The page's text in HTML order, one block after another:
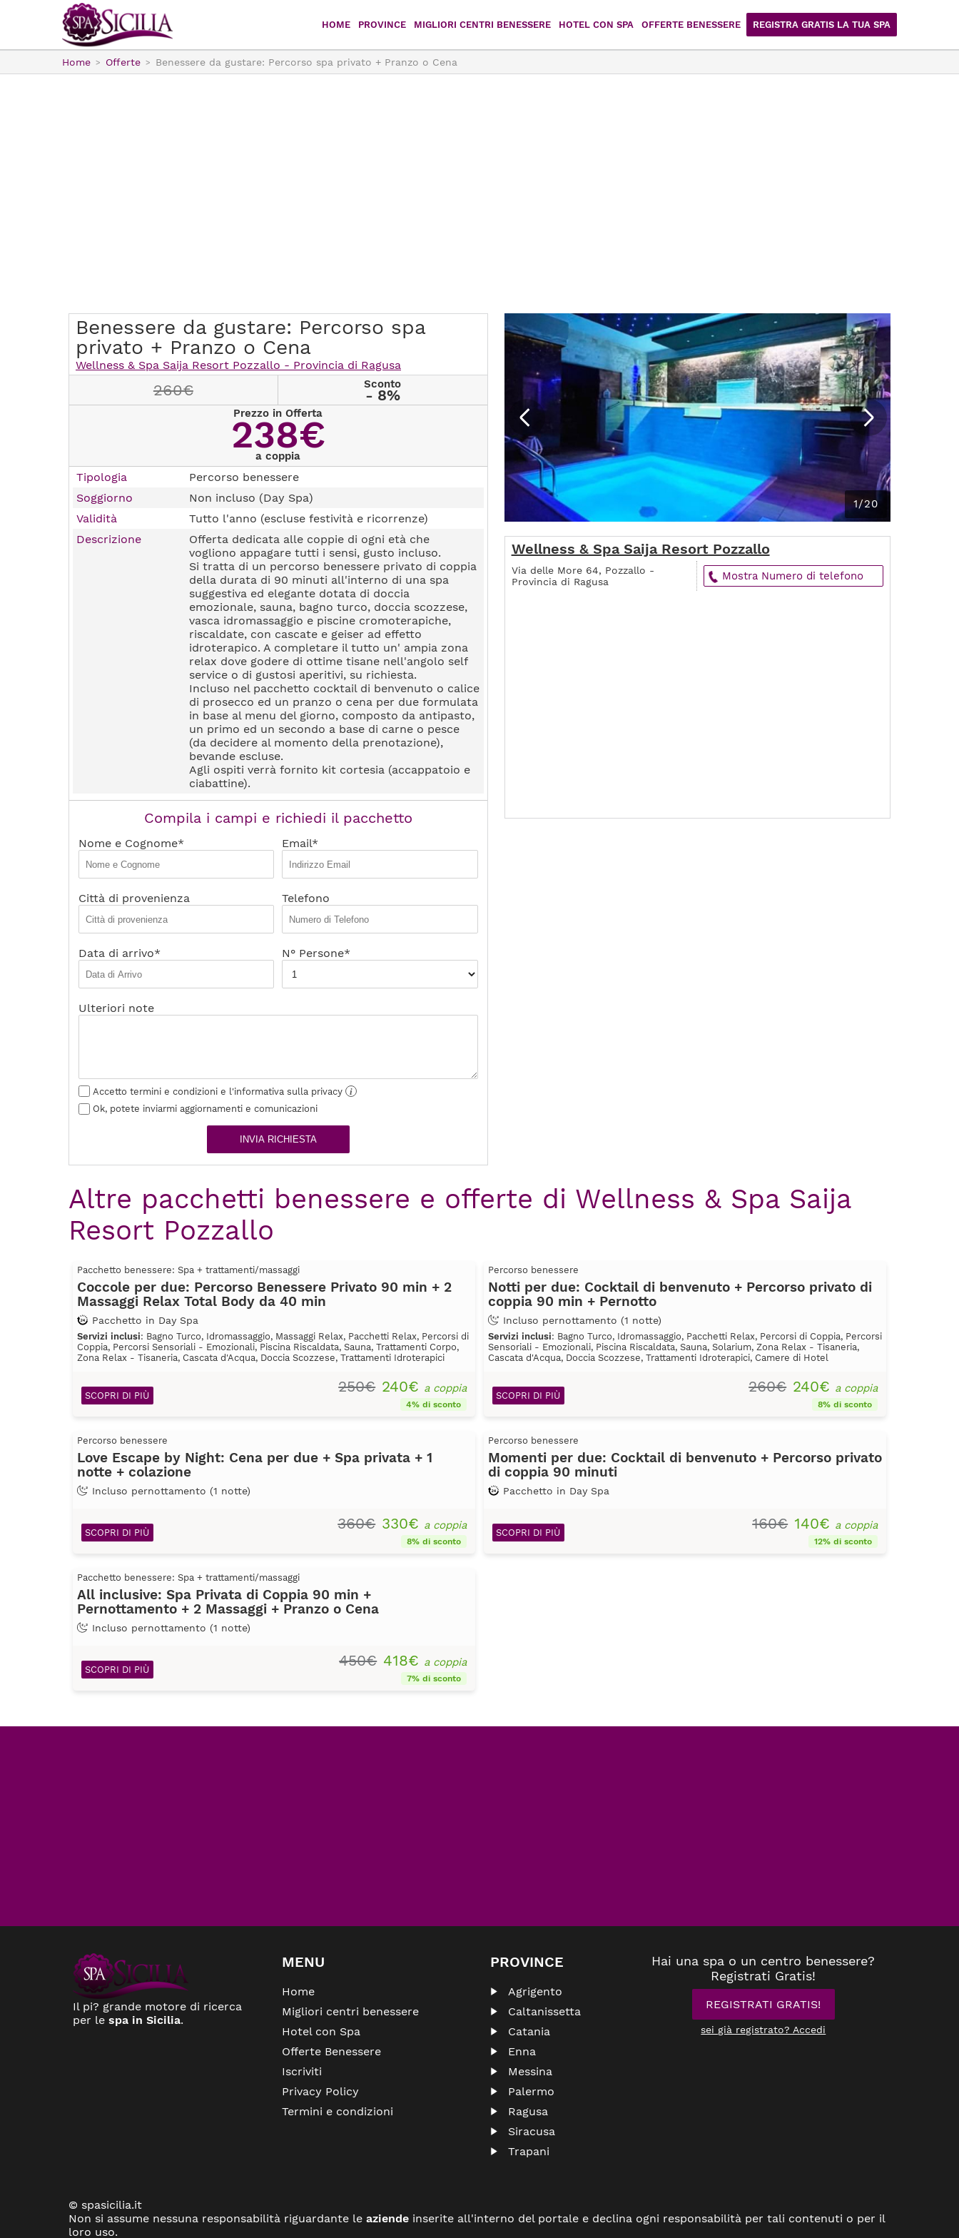
HOME PROVINCE
Agrigento
MIGLIORI CENTRI BENESSERE HOTEL CON SPA OFFERTE BENESSERE REGISTRA GRATIS LA TUA SPA
Home Offerte Benessere da gustare: Percorso spa privato + Pranzo o Cena
Benessere da gustare: Percorso spa
privato + Pranzo o Cena
Wellness & Spa Saija Resort Pozzallo - Provincia di Ragusa
1/20
260€ Sconto
- 8%
Prezzo in Offerta
238€
a coppia
Tipologia
Percorso benessere
Soggiorno
Non incluso (Day Spa)
Validità
Tutto l'anno (escluse festività e ricorrenze)
Descrizione
Offerta dedicata alle coppie di ogni età che
vogliono appagare tutti i sensi, gusto incluso.
Si tratta di un percorso benessere privato di coppia
della durata di 90 minuti all'interno di una spa
suggestiva ed elegante dotata di doccia
emozionale, sauna, bagno turco, doccia scozzese,
vasca idromassaggio e piscine cromoterapiche,
riscaldate, con cascate e geiser ad effetto
idroterapico. A completare il tutto un' ampia zona
relax dove godere di ottime tisane nell'angolo self
service o di gustosi aperitivi, su richiesta.
Incluso nel pacchetto cocktail di benvenuto o calice
di prosecco ed un pranzo o cena per due formulata
in base al menu del giorno, composto da antipasto,
un primo ed un secondo a base di carne o pesce
(da decidere al momento della prenotazione),
bevande escluse.
Agli ospiti verrà fornito kit cortesia (accappatoio e
ciabattine).
Compila i campi e richiedi il pacchetto
Nome e Cognome* Email*
Città di provenienza Telefono
Data di arrivo* N° Persone*
Ulteriori note
Accetto termini e condizioni e l'informativa sulla privacy
i
Ok, potete inviarmi aggiornamenti e comunicazioni
INVIA RICHIESTA
Wellness & Spa Saija Resort Pozzallo
Via delle More 64, Pozzallo -
Provincia di Ragusa
Mostra Numero di telefono
Altre pacchetti benessere e offerte di Wellness & Spa Saija
Resort Pozzallo
Pacchetto benessere: Spa + trattamenti/massaggi
Coccole per due: Percorso Benessere Privato 90 min + 2
Massaggi Relax Total Body da 40 min
Pacchetto in Day Spa
Servizi inclusi: Bagno Turco, Idromassaggio, Massaggi Relax, Pacchetti Relax, Percorsi di
Coppia, Percorsi Sensoriali - Emozionali, Piscina Riscaldata, Sauna, Trattamenti Corpo,
Zona Relax - Tisaneria, Cascata d'Acqua, Doccia Scozzese, Trattamenti Idroterapici
250€ 240€ a coppia
4% di sconto
SCOPRI DI PIÙ
Percorso benessere
Notti per due: Cocktail di benvenuto + Percorso privato di
coppia 90 min + Pernotto
Incluso pernottamento (1 notte)
Servizi inclusi: Bagno Turco, Idromassaggio, Pacchetti Relax, Percorsi di Coppia, Percorsi
Sensoriali - Emozionali, Piscina Riscaldata, Sauna, Solarium, Zona Relax - Tisaneria,
Cascata d'Acqua, Doccia Scozzese, Trattamenti Idroterapici, Camere di Hotel
260€ 240€ a coppia
8% di sconto
SCOPRI DI PIÙ
Percorso benessere
Love Escape by Night: Cena per due + Spa privata + 1
notte + colazione
Incluso pernottamento (1 notte)
360€ 330€ a coppia
8% di sconto
SCOPRI DI PIÙ
Percorso benessere
Momenti per due: Cocktail di benvenuto + Percorso privato
di coppia 90 minuti
Pacchetto in Day Spa
160€ 140€ a coppia
12% di sconto
SCOPRI DI PIÙ
Pacchetto benessere: Spa + trattamenti/massaggi
All inclusive: Spa Privata di Coppia 90 min +
Pernottamento + 2 Massaggi + Pranzo o Cena
Incluso pernottamento (1 notte)
450€ 418€ a coppia
7% di sconto
SCOPRI DI PIÙ
Il pi? grande motore di ricerca
per le spa in Sicilia.
MENU
Home
Migliori centri benessere
Hotel con Spa
Offerte Benessere
Iscriviti
Privacy Policy
Termini e condizioni
PROVINCE
Agrigento
Caltanissetta
Catania
Enna
Messina
Palermo
Ragusa
Siracusa
Trapani
Hai una spa o un centro benessere?
Registrati Gratis!
REGISTRATI GRATIS!
sei già registrato? Accedi
© spasicilia.it
Non si assume nessuna responsabilità riguardante le aziende inserite all'interno del portale e declina ogni responsabilità per tali contenuti o per il
loro uso.